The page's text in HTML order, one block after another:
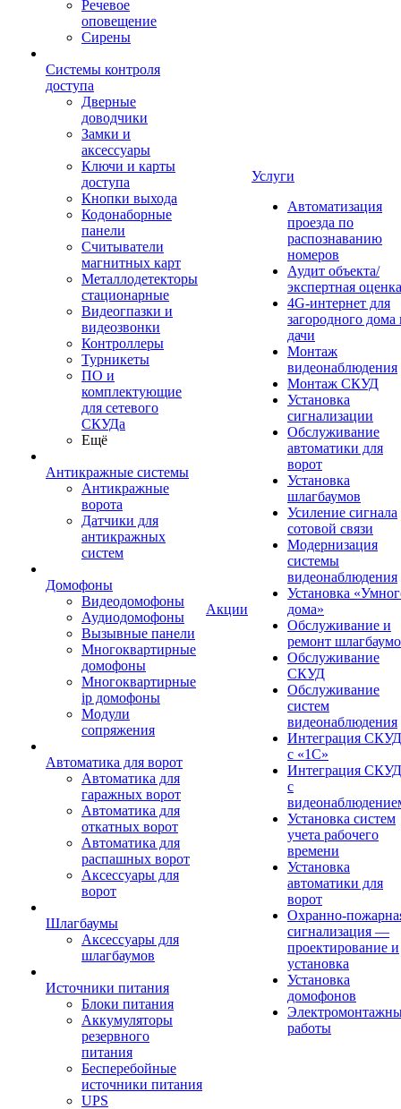
Речевое
оповещение
Сирены
Системы контроля
доступа
Дверные
доводчики
Замки и
аксессуары
Ключи и карты
доступа
Кнопки выхода
Кодонаборные
панели
Считыватели
магнитных карт
Металлодетекторы
стационарные
Видеогпазки и
видеозвонки
Контроллеры
Турникеты
ПО и
комплектующие
для сетевого
СКУДа
Ещё
Антикражные системы
Антикражные
ворота
Датчики для
антикражных
систем
Домофоны
Видеодомофоны
Аудиодомофоны
Вызывные панели
Многоквартирные
домофоны
Многоквартирные
ip домофоны
Модули
сопряжения
Автоматика для ворот
Автоматика для
гаражных ворот
Автоматика для
откатных ворот
Автоматика для
распашных ворот
Аксессуары для
ворот
Шлагбаумы
Аксессуары для
шлагбаумов
Источники питания
Блоки питания
Аккумуляторы
резервного
питания
Бесперебойные
источники питания
UPS
Акции
Услуги
Автоматизация
проезда по
распознаванию
номеров
Аудит объекта/
экспертная оценка
4G-интернет для
загородного дома
дачи
Монтаж
видеонаблюдения
Монтаж СКУД
Установка
сигнализации
Обслуживание
автоматики для
ворот
Установка
шлагбаумов
Усиление сигнала
сотовой связи
Модернизация
системы
видеонаблюдения
Установка
дома»
Обслуживание и
ремонт
Обслуживание
СКУД
Обслуживание
систем
видеонаблюдения
Интеграция СКУД
с «1С»
Интеграция СКУД
с
Установка систем
учета рабочего
времени
Установка
автоматики для
ворот
Охранно-
сигнализация —
проектирование и
установка
Установка
домофонов
работы